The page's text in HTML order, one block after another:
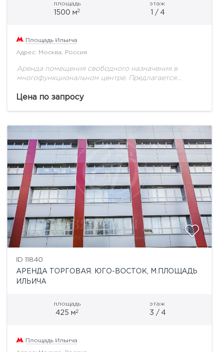
площадь
1500 м2
этаж
1 / 4
Площадь Ильича
Адрес: Москва, Россия
Аренда помещения свободного назначения в
многофункциональном центре. Предлагается
кв.м. Открытая планировка. Здание расположено на
Цена по запросу
ID 11840
АРЕНДА ТОРГОВАЯ. ЮГО-ВОСТОК, М.ПЛОЩАДЬ
ИЛЬИЧА
площадь
425 м2
этаж
3 / 4
Площадь Ильича